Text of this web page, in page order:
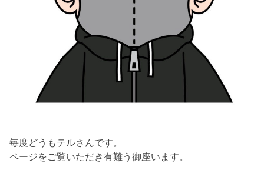
毎度どうもテルさんです。
ページをご覧いただき有難う御座います。